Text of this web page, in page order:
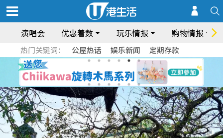
演唱会 优惠着数 玩乐情报 购物情报
热门关键词： 公屋热话 娱乐新闻 定期存款